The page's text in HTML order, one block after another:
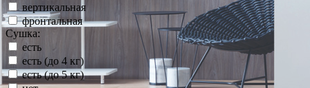
вертикальная
фронтальная
Сушка:
есть
есть (до 4 кг)
есть (до 5 кг)